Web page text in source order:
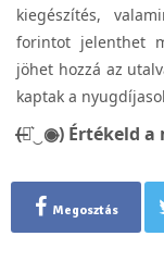
kiegészítés,
forintot jelenthet
jöhet hozzá az
kaptak a
(̶◉͛‿◉̶) Értékeld
Megosztás